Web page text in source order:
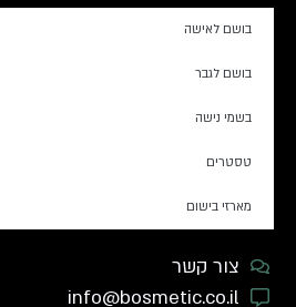
בושם לאישה
בושם לגבר
בשמי נישה
טסטרים
מארזי בישום
צור קשר
info@bosmetic.co.il